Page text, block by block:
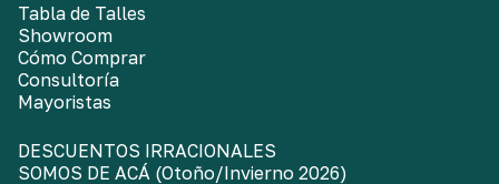
Tabla de Talles
Showroom
Cómo Comprar
Consultoría
Mayoristas
DESCUENTOS IRRACIONALES
SOMOS DE ACÁ (Otoño/Invierno 2026)